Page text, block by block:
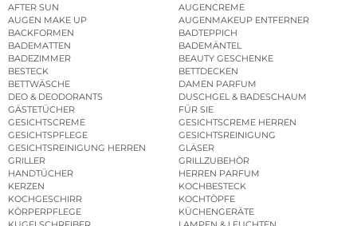
AFTER SUN
AUGENCREME
AUGEN MAKE UP
AUGENMAKEUP ENTFERNER
BACKFORMEN
BADTEPPICH
BADEMATTEN
BADEMÄNTEL
BADEZIMMER
BEAUTY GESCHENKE
BESTECK
BETTDECKEN
BETTWÄSCHE
DAMEN PARFUM
DEO & DEODORANTS
DUSCHGEL & BADESCHAUM
GÄSTETÜCHER
FÜR SIE
GESICHTSCREME
GESICHTSCREME HERREN
GESICHTSPFLEGE
GESICHTSREINIGUNG
GESICHTSREINIGUNG HERREN
GLÄSER
GRILLER
GRILLZUBEHÖR
HANDTÜCHER
HERREN PARFUM
KERZEN
KOCHBESTECK
KOCHGESCHIRR
KOCHTÖPFE
KÖRPERPFLEGE
KÜCHENGERÄTE